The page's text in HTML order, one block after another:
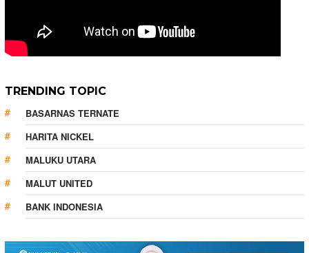
TRENDING TOPIC
BASARNAS TERNATE
HARITA NICKEL
MALUKU UTARA
MALUT UNITED
BANK INDONESIA